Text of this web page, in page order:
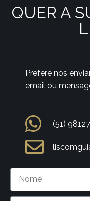
QUER A
Prefere nos
email ou
(51)